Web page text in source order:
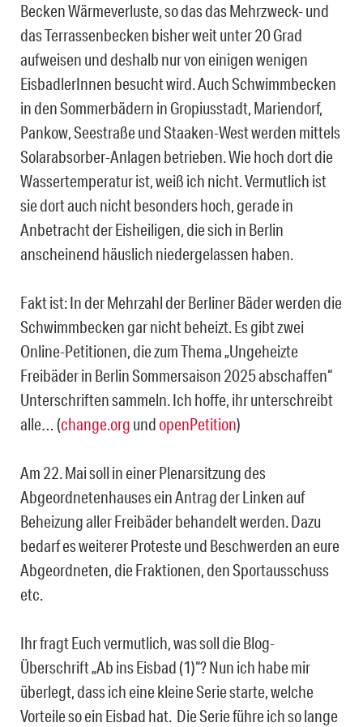
Becken Wärmeverluste, so das das Mehrzweck- und
das Terrassenbecken bisher weit unter 20 Grad
aufweisen und deshalb nur von einigen wenigen
EisbadlerInnen besucht wird. Auch Schwimmbecken
in den Sommerbädern in Gropiusstadt, Mariendorf,
Pankow, Seestraße und Staaken-West werden mittels
Solarabsorber-Anlagen betrieben. Wie hoch dort die
Wassertemperatur ist, weiß ich nicht. Vermutlich ist
sie dort auch nicht besonders hoch, gerade in
Anbetracht der Eisheiligen, die sich in Berlin
anscheinend häuslich niedergelassen haben.
Fakt ist: In der Mehrzahl der Berliner Bäder werden die
Schwimmbecken gar nicht beheizt. Es gibt zwei
Online-Petitionen, die zum Thema „Ungeheizte
Freibäder in Berlin Sommersaison 2025 abschaffen“
Unterschriften sammeln. Ich hoffe, ihr unterschreibt
alle… (change.org undopenPetition)
Am 22. Mai soll in einer Plenarsitzung des
Abgeordnetenhauses ein Antrag der Linken auf
Beheizung aller Freibäder behandelt werden. Dazu
bedarf es weiterer Proteste und Beschwerden an eure
Abgeordneten, die Fraktionen, den Sportausschuss
etc.
Ihr fragt Euch vermutlich, was soll die Blog-
Überschrift „Ab ins Eisbad (1)“? Nun ich habe mir
überlegt, dass ich eine kleine Serie starte, welche
Vorteile so ein Eisbad hat. Die Serie führe ich so lange